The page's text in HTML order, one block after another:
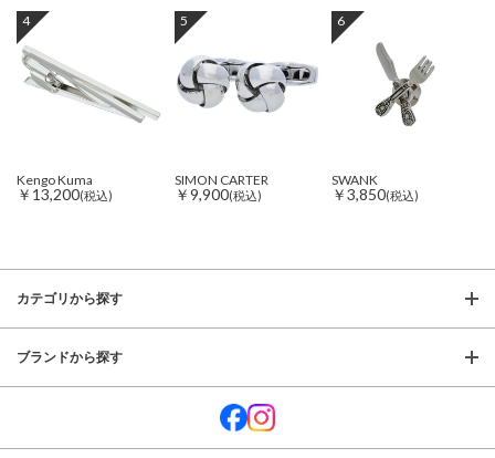
4
Kengo Kuma
￥13,200(税込)
5
SIMON CARTER
￥9,900(税込)
6
SWANK
￥3,850(税込)
カテゴリから探す
ブランドから探す